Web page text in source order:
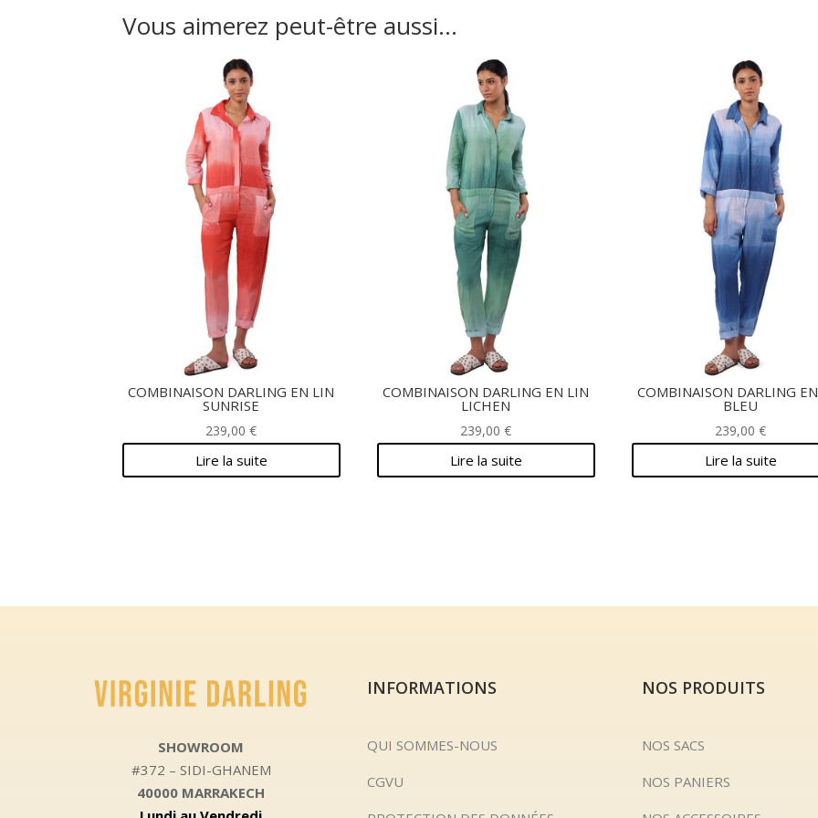
Vous aimerez peut-être aussi…
COMBINAISON DARLING EN LIN
SUNRISE
239,00€
Lire la suite
COMBINAISON DARLING EN LIN
LICHEN
239,00€
Lire la suite
COMBINAISON DARLING
BLEU
239,00€
Lire la suite
SHOWROOM
#372 – SIDI-GHANEM
40000 MARRAKECH
INFORMATIONS
QUI SOMMES-NOUS
CGVU
NOS PRODUITS
NOS SACS
NOS PANIERS